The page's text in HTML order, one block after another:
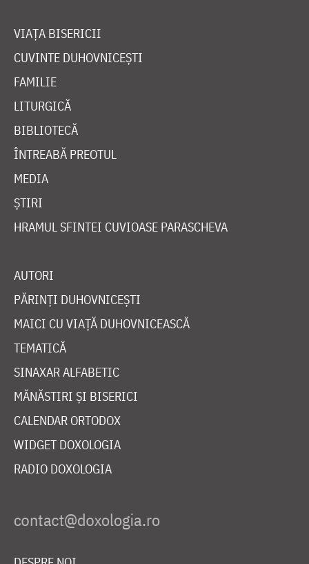
VIAȚA BISERICII
CUVINTE DUHOVNICEȘTI
FAMILIE
LITURGICĂ
BIBLIOTECĂ
ÎNTREABĂ PREOTUL
MEDIA
ȘTIRI
HRAMUL SFINTEI CUVIOASE PARASCHEVA
AUTORI
PĂRINȚI DUHOVNICEȘTI
MAICI CU VIAȚĂ DUHOVNICEASCĂ
TEMATICĂ
SINAXAR ALFABETIC
MĂNĂSTIRI ȘI BISERICI
CALENDAR ORTODOX
WIDGET DOXOLOGIA
RADIO DOXOLOGIA